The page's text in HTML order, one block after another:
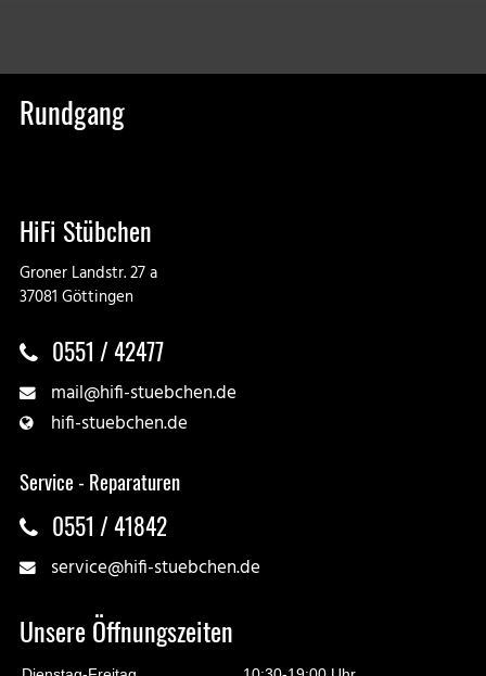
Rundgang
HiFi Stübchen
Groner Landstr. 27 a
37081 Göttingen
0551 / 42477
mail@hifi-stuebchen.de
hifi-stuebchen.de
Service - Reparaturen
0551 / 41842
service@hifi-stuebchen.de
Unsere Öffnungszeiten